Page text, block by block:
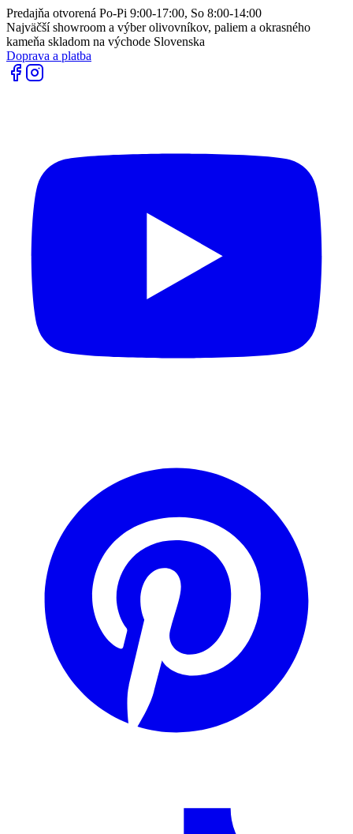
Predajňa otvorená Po-Pi 9:00-17:00, So 8:00-14:00
Najväčší showroom a výber olivovníkov, paliem a okrasného
kameňa skladom na východe Slovenska
Doprava a platba